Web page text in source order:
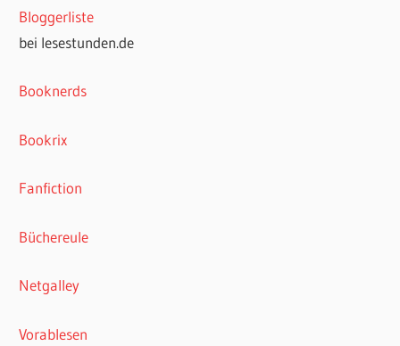
Bloggerliste
bei lesestunden.de
Booknerds
Bookrix
Fanfiction
Büchereule
Netgalley
Vorablesen